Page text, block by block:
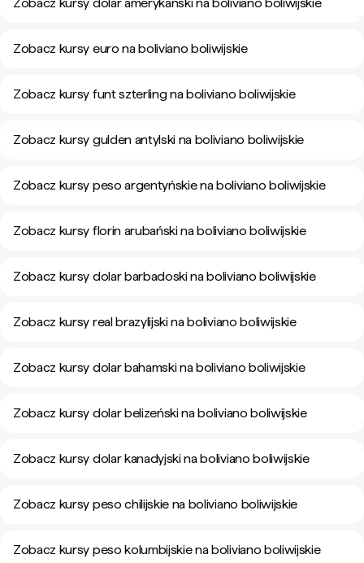
Zobacz kursy euro na boliviano boliwijskie
Zobacz kursy funt szterling na boliviano boliwijskie
Zobacz kursy gulden antylski na boliviano boliwijskie
Zobacz kursy peso argentyńskie na boliviano boliwijskie
Zobacz kursy florin arubański na boliviano boliwijskie
Zobacz kursy dolar barbadoski na boliviano boliwijskie
Zobacz kursy real brazylijski na boliviano boliwijskie
Zobacz kursy dolar bahamski na boliviano boliwijskie
Zobacz kursy dolar belizeński na boliviano boliwijskie
Zobacz kursy dolar kanadyjski na boliviano boliwijskie
Zobacz kursy peso chilijskie na boliviano boliwijskie
Zobacz kursy peso kolumbijskie na boliviano boliwijskie